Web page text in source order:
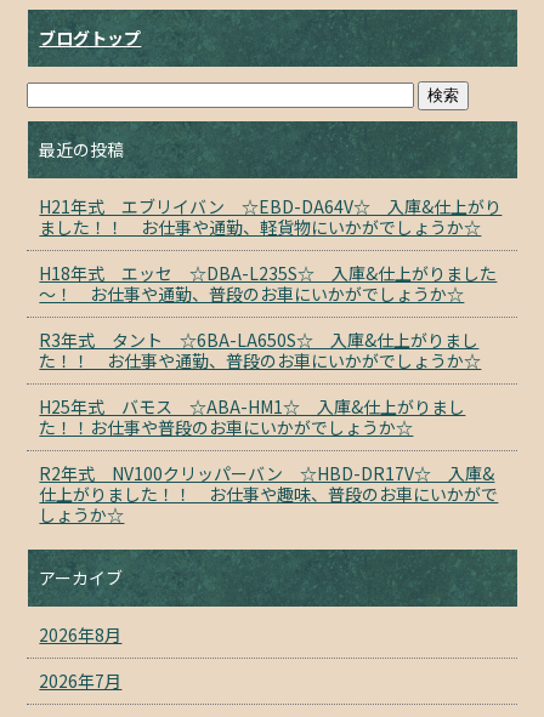
ブログトップ
最近の投稿
H21年式 エブリイバン ☆EBD-DA64V☆ 入庫&仕上がり
ました！！ お仕事や通勤、軽貨物にいかがでしょうか☆
H18年式 エッセ ☆DBA-L235S☆ 入庫&仕上がりました
～！ お仕事や通勤、普段のお車にいかがでしょうか☆
R3年式 タント ☆6BA-LA650S☆ 入庫&仕上がりまし
た！！ お仕事や通勤、普段のお車にいかがでしょうか☆
H25年式 バモス ☆ABA-HM1☆ 入庫&仕上がりまし
た！！お仕事や普段のお車にいかがでしょうか☆
R2年式 NV100クリッパーバン ☆HBD-DR17V☆ 入庫&
仕上がりました！！ お仕事や趣味、普段のお車にいかがで
しょうか☆
アーカイブ
2026年8月
2026年7月